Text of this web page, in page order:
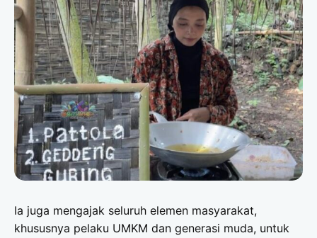
Ia juga mengajak seluruh elemen masyarakat,
khususnya pelaku UMKM dan generasi muda, untuk